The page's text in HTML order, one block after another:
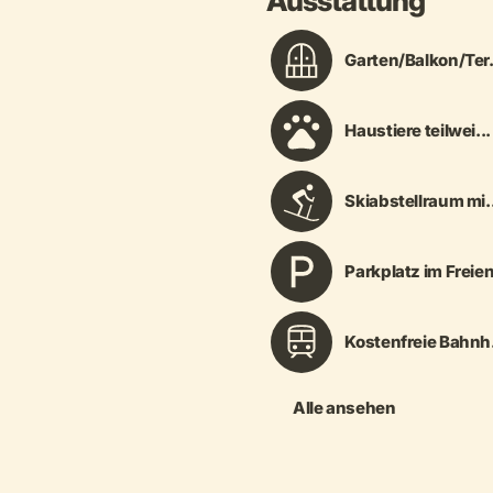
Garten/Balkon/
Haustiere teilwei...
Skiabstellraum
Parkplatz im Freien
Kostenfreie
Alle ansehen